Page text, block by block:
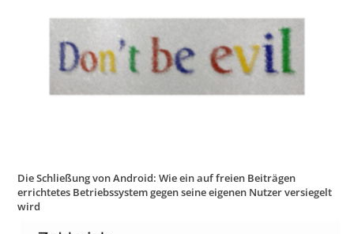
Die Schließung von Android: Wie ein auf freien Beiträgen
errichtetes Betriebssystem gegen seine eigenen Nutzer versiegelt
wird